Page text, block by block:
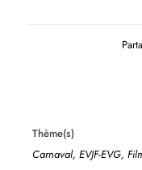
Thème(s)
Carnaval, EVJF-EVG,